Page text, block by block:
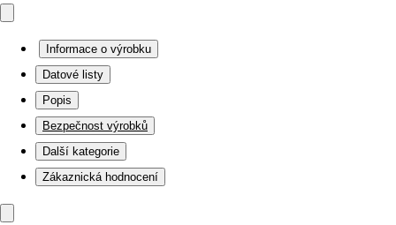
Informace o výrobku
Datové listy
Popis
Bezpečnost výrobků
Další kategorie
Zákaznická hodnocení